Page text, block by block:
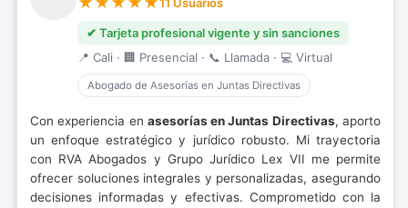
✔ Tarjeta profesional vigente y sin sanciones
📍 Cali · 🏢 Presencial · 📞 Llamada · 💻 Virtual
Abogado de Asesorías en Juntas Directivas
Con experiencia en asesorías en Juntas Directivas, aporto
un enfoque estratégico y jurídico robusto. Mi trayectoria
con RVA Abogados y Grupo Jurídico Lex VII me permite
ofrecer soluciones integrales y personalizadas, asegurando
decisiones informadas y efectivas. Comprometido con la